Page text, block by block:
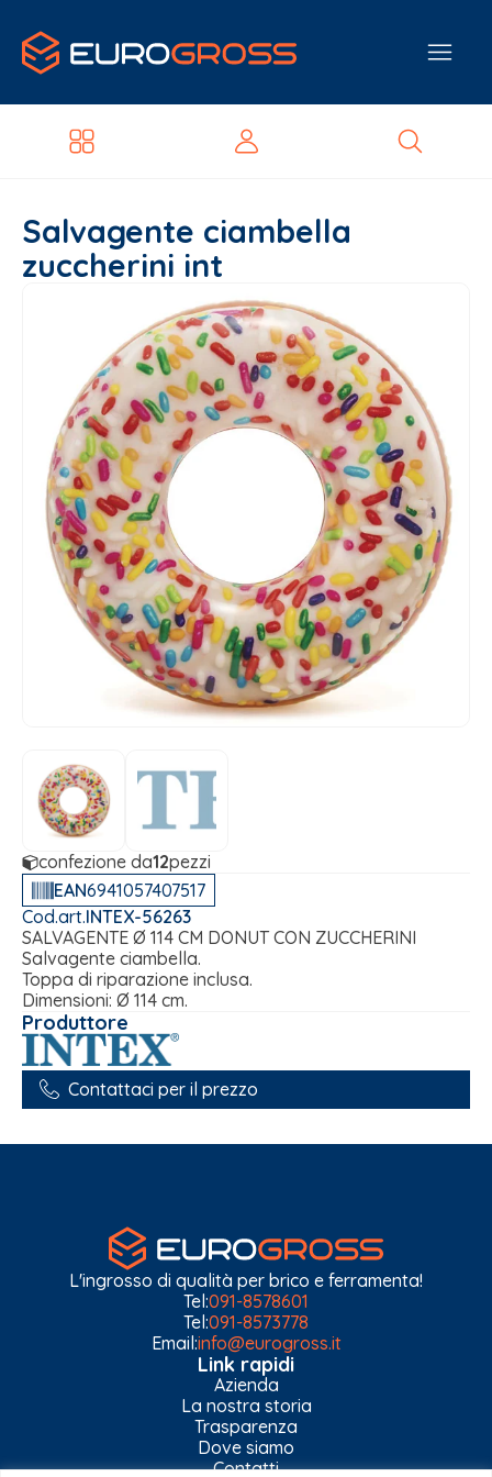
Salvagente ciambella
zuccherini int
confezione da12pezzi
EAN6941057407517
Cod.art.INTEX-56263
SALVAGENTE Ø 114 CM DONUT CON ZUCCHERINI
Salvagente ciambella.
Toppa di riparazione inclusa.
Dimensioni: Ø 114 cm.
Produttore
Contattaci per il prezzo
L'ingrosso di qualità per brico e ferramenta!
Tel:091-8578601
Tel:091-8573778
Email:info@eurogross.it
Link rapidi
Azienda
La nostra storia
Trasparenza
Dove siamo
Contatti